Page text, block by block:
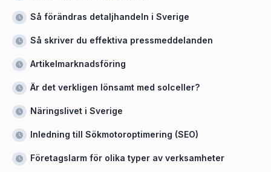
Så förändras detaljhandeln i Sverige
Så skriver du effektiva pressmeddelanden
Artikelmarknadsföring
Är det verkligen lönsamt med solceller?
Näringslivet i Sverige
Inledning till Sökmotoroptimering (SEO)
Företagslarm för olika typer av verksamheter